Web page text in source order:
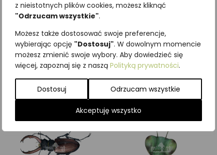
z nieistotnych plików cookies, możesz kliknąć
"Odrzucam wszystkie".
Możesz także dostosować swoje preferencje,
wybierając opcję "Dostosuj". W dowolnym momencie
możesz zmienić swoje wybory. Aby dowiedzieć się
więcej, zapoznaj się z naszą Polityką prywatności.
Dostosuj Odrzucam wszystkie
Akceptuję wszystko
Najniższa cena z ostatnich 30
dni: 65,00zł
SKU:Brak danych
Kategorie:ILUSTRACJE ,Owady
Pozostałe
Podobne produkty